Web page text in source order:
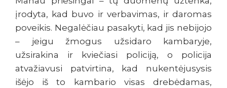
įrodyta, kad buvo ir verbavimas, ir daromas
poveikis. Negalėčiau pasakyti, kad jis nebijojo
– jeigu žmogus užsidaro kambaryje,
užsirakina ir kviečiasi policiją, o policija
atvažiavusi patvirtina, kad nukentėjusysis
išėjo iš to kambario visas drebėdamas,